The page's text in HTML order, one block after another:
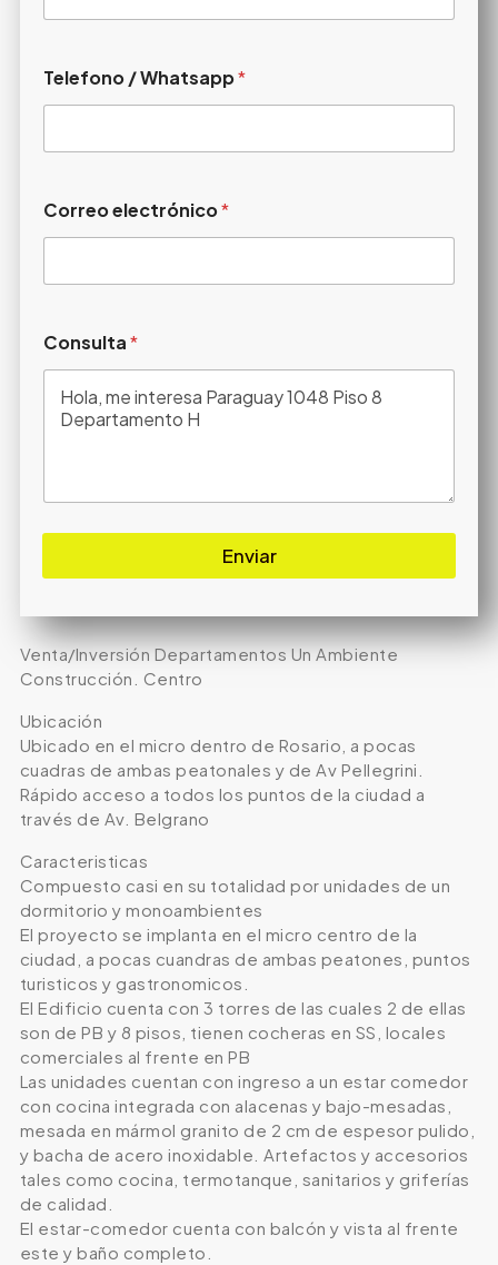
Telefono / Whatsapp*
Correo electrónico*
Consulta*
Enviar
Venta/Inversión Departamentos Un Ambiente
Construcción. Centro
Ubicación
Ubicado en el micro dentro de Rosario, a pocas
cuadras de ambas peatonales y de Av Pellegrini.
Rápido acceso a todos los puntos de la ciudad a
través de Av. Belgrano
Caracteristicas
Compuesto casi en su totalidad por unidades de un
dormitorio y monoambientes
El proyecto se implanta en el micro centro de la
ciudad, a pocas cuandras de ambas peatones, puntos
turisticos y gastronomicos.
El Edificio cuenta con 3 torres de las cuales 2 de ellas
son de PB y 8 pisos, tienen cocheras en SS, locales
comerciales al frente en PB
Las unidades cuentan con ingreso a un estar comedor
con cocina integrada con alacenas y bajo-mesadas,
mesada en mármol granito de 2 cm de espesor pulido,
y bacha de acero inoxidable. Artefactos y accesorios
tales como cocina, termotanque, sanitarios y griferías
de calidad.
El estar-comedor cuenta con balcón y vista al frente
este y baño completo.